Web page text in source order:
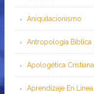
Aniquilacionismo
Antropología Bíblica
Apologética Cristiana
Aprendizaje En Línea